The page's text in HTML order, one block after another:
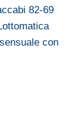
82-69
con